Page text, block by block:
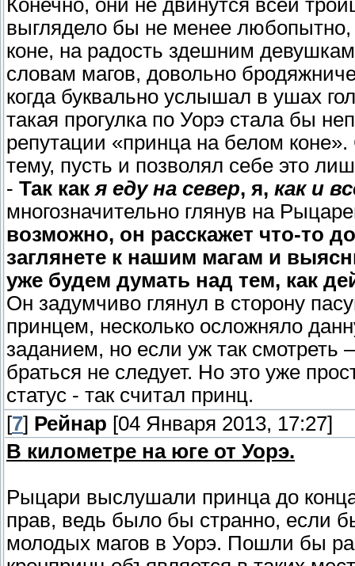
Конечно, они не двинутся всей
выглядело бы не менее
коне, на радость здешним
словам магов, довольно
когда буквально услышал в ушах
такая прогулка по Уорэ стала бы
репутации «принца на белом
тему, пусть и позволял себе это
- Так как я еду на север, я, как и
многозначительно глянув на
возможно, он расскажет что-то
заглянете к нашим магам и
уже будем думать над тем, как
Он задумчиво глянул в сторону
принцем, несколько осложняло
заданием, но если уж так смотреть
браться не следует. Но это уже
статус - так считал принц.
[7] Рейнар [04 Января 2013, 17:27]
В километре на юге от Уорэ.
Рыцари выслушали принца до
прав, ведь было бы странно, если
молодых магов в Уорэ. Пошли бы